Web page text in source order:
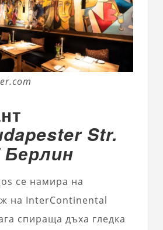
Str.
Берлин
се намира на
на InterContinental
спираща дъха гледка